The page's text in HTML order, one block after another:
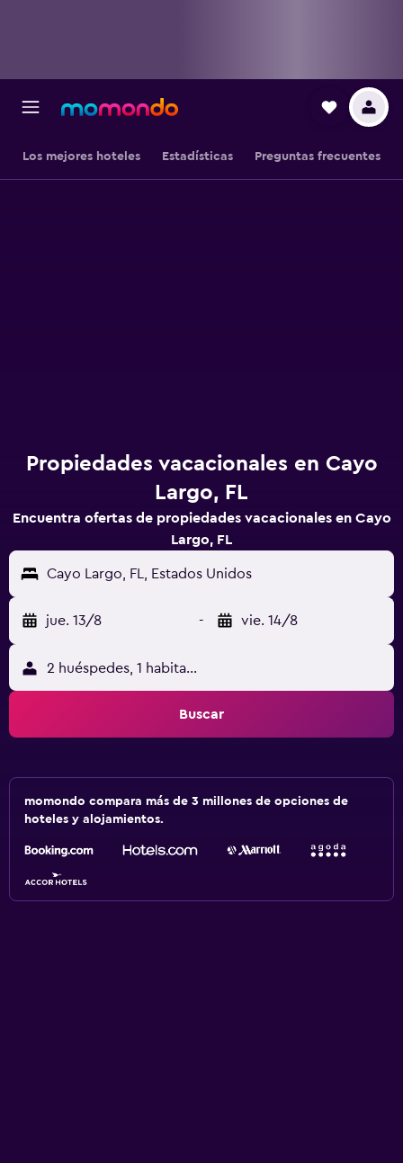
Los mejores hoteles Estadísticas Preguntas frecuentes
Propiedades vacacionales en Cayo
Largo, FL
Encuentra ofertas de propiedades vacacionales en Cayo
Largo, FL
Cayo Largo, FL, Estados Unidos
jue. 13/8 - vie. 14/8
2 huéspedes, 1 habitación
Buscar
momondo compara más de 3 millones de opciones de
hoteles y alojamientos.